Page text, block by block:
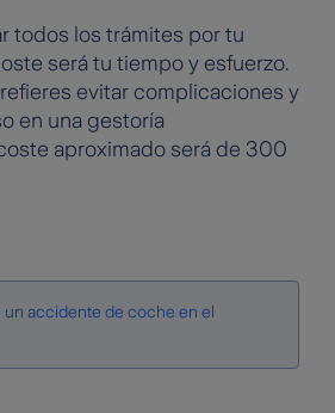
todos los trámites por tu
será tu tiempo y esfuerzo.
evitar complicaciones y
en una gestoría
aproximado será de 300
un accidente de coche en el